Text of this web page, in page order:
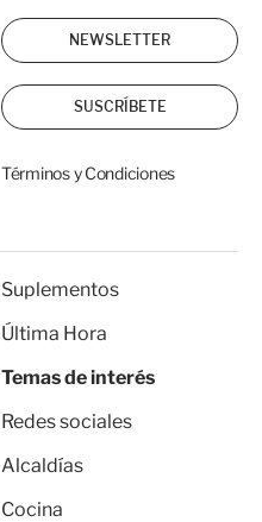
NEWSLETTER
SUSCRÍBETE
Términos y Condiciones
Suplementos
Última Hora
Temas de interés
Redes sociales
Alcaldías
Cocina